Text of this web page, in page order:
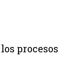
procesos